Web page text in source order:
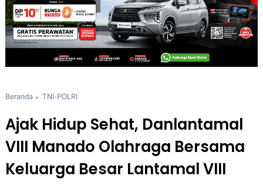
Beranda TNI-POLRI
Ajak Hidup Sehat, Danlantamal
VIII Manado Olahraga Bersama
Keluarga Besar Lantamal VIII